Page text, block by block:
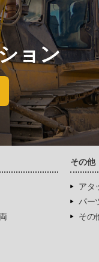
ョン
その他
アタ
パー
その